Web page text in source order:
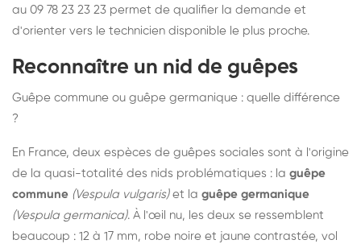
au 09 78 23 23 23 permet de qualifier la demande et
d'orienter vers le technicien disponible le plus proche.
Reconnaître un nid de guêpes
Guêpe commune ou guêpe germanique : quelle différence
?
En France, deux espèces de guêpes sociales sont à l'origine
de la quasi-totalité des nids problématiques : la guêpe
commune (Vespula vulgaris)et la guêpe germanique
(Vespula germanica). À l'œil nu, les deux se ressemblent
beaucoup : 12 à 17 mm, robe noire et jaune contrastée, vol